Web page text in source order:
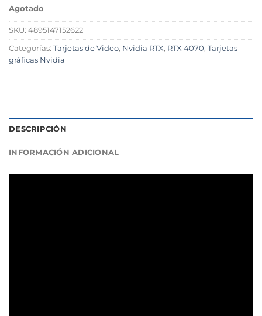
Agotado
SKU: 4895147152622
Categorías: Tarjetas de Video, Nvidia RTX, RTX 4070, Tarjetas
gráficas Nvidia
DESCRIPCIÓN
INFORMACIÓN ADICIONAL